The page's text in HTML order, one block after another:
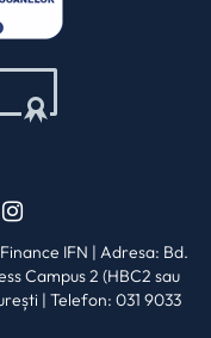
tab)
a new tab)
in a new tab)
(opens in a new
IFN | Adresa: Bd.
Campus 2 (HBC2 sau
| Telefon: 031 9033